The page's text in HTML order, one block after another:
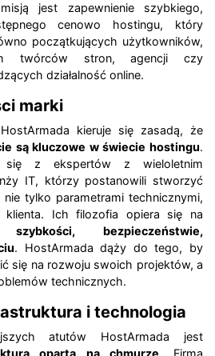
jest zapewnienie szybkiego,
cenowo hostingu, który
początkujących użytkowników,
twórców stron, agencji czy
działalność online.
marki
kieruje się zasadą, że
są kluczowe w świecie hostingu.
się z ekspertów z wieloletnim
IT, którzy postanowili stworzyć
nie tylko parametrami technicznymi,
klienta. Ich filozofia opiera się na
szybkości, bezpieczeństwie,
. HostArmada dąży do tego, by
się na rozwoju swoich projektów, a
technicznych.
i technologia
atutów HostArmada jest